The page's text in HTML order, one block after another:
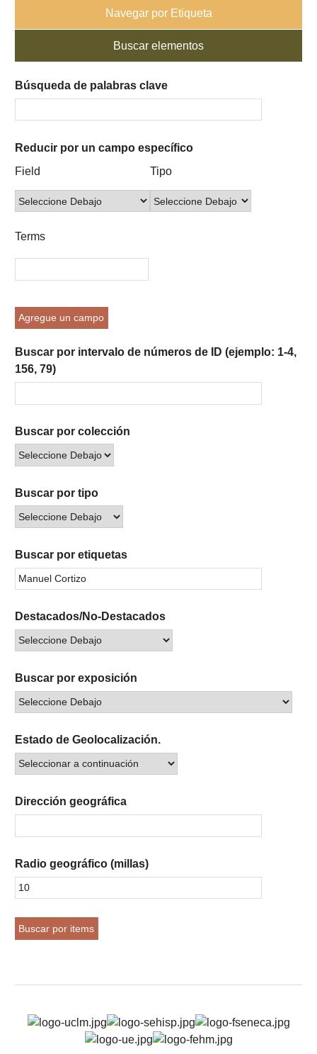
Navegar por Etiqueta
Buscar elementos
Búsqueda de palabras clave
of
rows
in
por
un
campo
Reducir por un campo específico
Campo
búsqueda
Tipo
búsqueda
Términos
búsqueda
Ensamblador
Búsqueda
Field Tipo
Terms
Agregue un campo
Buscar por intervalo de números de ID (ejemplo: 1-4,
156, 79)
Buscar por colección
Buscar por tipo
Buscar por etiquetas
Destacados/No-Destacados
Buscar por exposición
Estado de Geolocalización.
Dirección geográfica
Radio geográfico (millas)